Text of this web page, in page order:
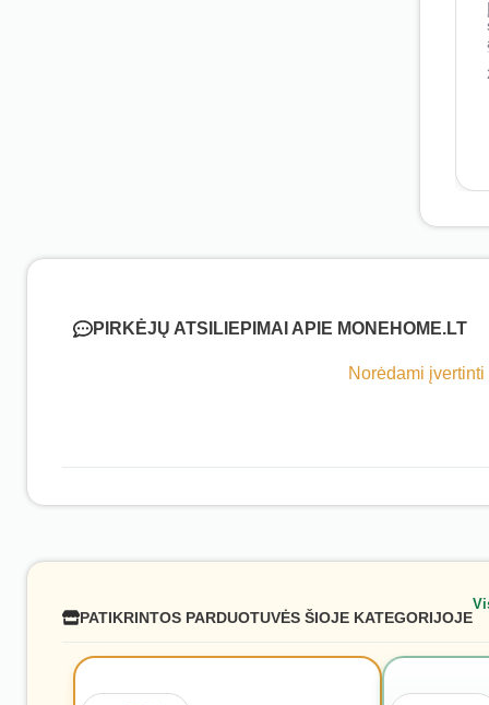
PIRKĖJŲ ATSILIEPIMAI APIE MONEHOME.LT
Norėdami
PATIKRINTOS PARDUOTUVĖS ŠIOJE KATEGORIJOJE